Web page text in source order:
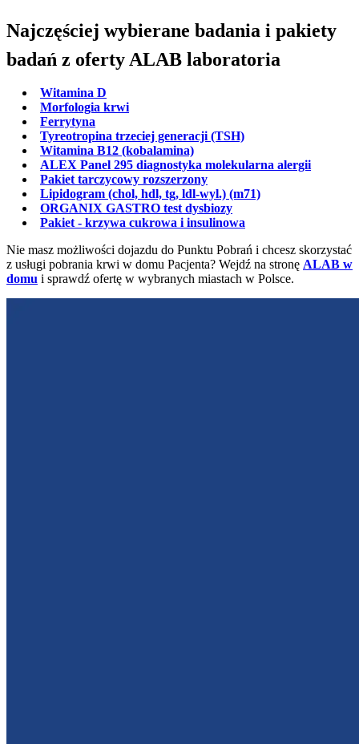
Najczęściej wybierane badania i pakiety
badań z oferty ALAB laboratoria
Witamina D
Morfologia krwi
Ferrytyna
Tyreotropina trzeciej generacji (TSH)
Witamina B12 (kobalamina)
ALEX Panel 295 diagnostyka molekularna alergii
Pakiet tarczycowy rozszerzony
Lipidogram (chol, hdl, tg, ldl-wyl.) (m71)
ORGANIX GASTRO test dysbiozy
Pakiet - krzywa cukrowa i insulinowa
Nie masz możliwości dojazdu do Punktu Pobrań i chcesz skorzystać
z usługi pobrania krwi w domu Pacjenta? Wejdź na stronę ALAB w
domu i sprawdź ofertę w wybranych miastach w Polsce.